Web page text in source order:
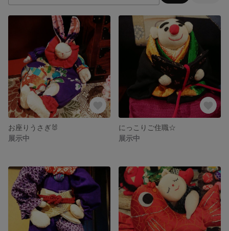
お座りうさぎ🐰
展示中
にっこりご住職☆
展示中